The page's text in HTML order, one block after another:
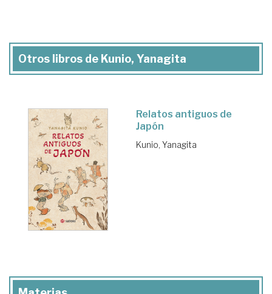
Otros libros de Kunio, Yanagita
Relatos antiguos de
Japón
Kunio, Yanagita